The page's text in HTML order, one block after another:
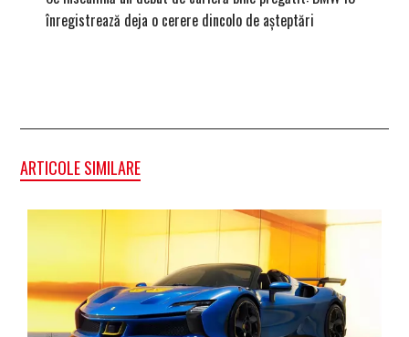
înregistrează deja o cerere dincolo de așteptări
ARTICOLE SIMILARE